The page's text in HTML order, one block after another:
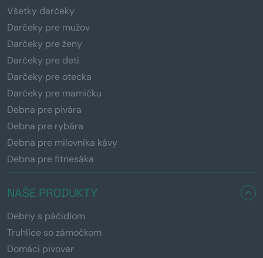
Všetky darčeky
Darčeky pre mužov
Darčeky pre ženy
Darčeky pre deti
Darčeky pre otecka
Darčeky pre mamičku
Debna pre pivára
Debna pre rybára
Debna pre milovníka kávy
Debna pre fitnesáka
NAŠE PRODUKTY
Debny s páčidlom
Truhlice so zámočkom
Domáci pivovar